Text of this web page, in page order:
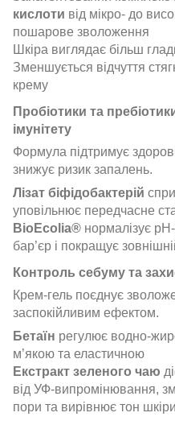
кислоти від мікро- до
пошарове зволоження
Шкіра виглядає більш
Зменшується відчуття
крему
Пробіотики та
імунітету
Формула підтримує
знижує ризик запалень.
Лізат біфідобактерій
уповільнює передчасне
BioEcolia® нормалізує
бар’єр і покращує
Контроль себуму та
Крем-гель поєднує
заспокійливим ефектом.
Бетаїн регулює водно-
м’якою та еластичною
Екстракт зеленого чаю
від УФ-випромінювання,
пори та вирівнює тон шкіри